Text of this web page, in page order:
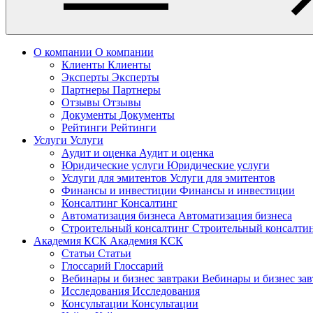
О компании О компании
Клиенты Клиенты
Эксперты Эксперты
Партнеры Партнеры
Отзывы Отзывы
Документы Документы
Рейтинги Рейтинги
Услуги Услуги
Аудит и оценка Аудит и оценка
Юридические услуги Юридические услуги
Услуги для эмитентов Услуги для эмитентов
Финансы и инвестиции Финансы и инвестиции
Консалтинг Консалтинг
Автоматизация бизнеса Автоматизация бизнеса
Строительный консалтинг Строительный
Академия КСК Академия КСК
Статьи Статьи
Глоссарий Глоссарий
Вебинары и бизнес завтраки Вебинары и бизнес
Исследования Исследования
Консультации Консультации